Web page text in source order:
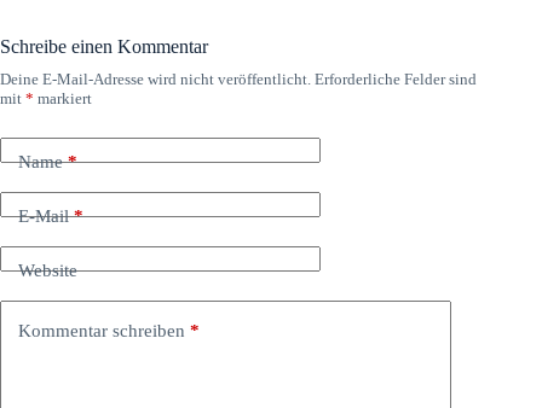
Schreibe einen Kommentar
Deine E-Mail-Adresse wird nicht veröffentlicht. Erforderliche Felder sind
mit * markiert
Name*
E-Mail*
Website
Kommentar schreiben *